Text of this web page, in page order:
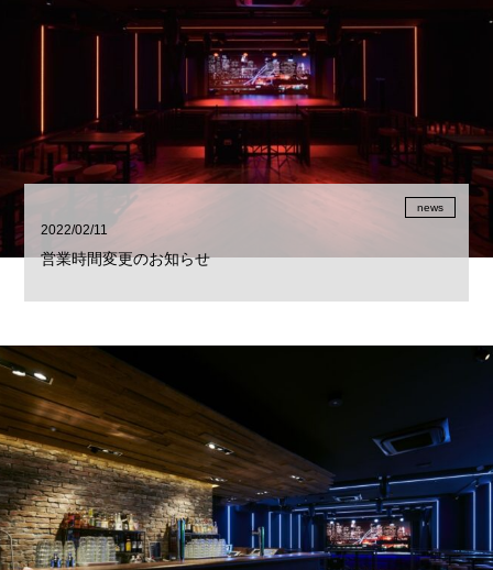
news
2022/02/11
営業時間変更のお知らせ